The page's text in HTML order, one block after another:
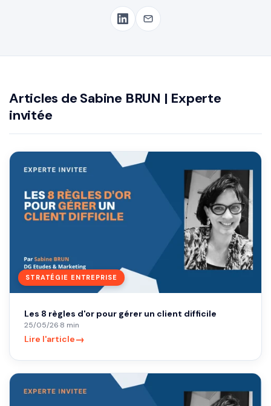
Articles de Sabine BRUN | Experte
invitée
STRATÉGIE ENTREPRISE
Les 8 règles d'or pour gérer un client difficile
25/05/26·8 min
Lire l'article→